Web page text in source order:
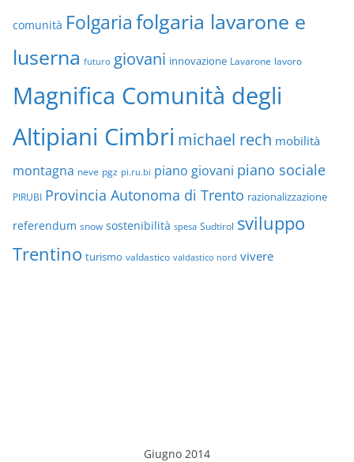
comunità Folgariafolgaria lavarone e
luserna futuro giovani innovazione Lavarone lavoro
Magnifica Comunità degli
Altipiani Cimbri michael rech mobilità
montagna neve pgz pi.ru.bi piano giovani piano sociale
PIRUBI Provincia Autonoma di Trento razionalizzazione
referendum snow sostenibilità spesa Sudtirol sviluppo
Trentino turismo valdastico valdastico nord vivere
Giugno 2014